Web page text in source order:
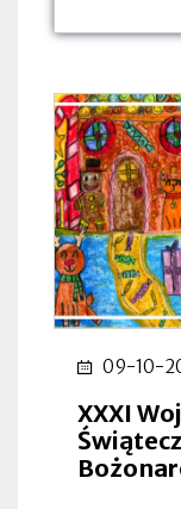
09-10-
XXXI